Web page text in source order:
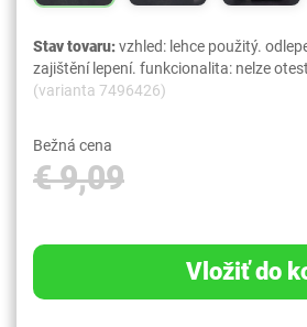
Stav tovaru:vzhled: lehce použitý.
zajištění lepení. funkcionalita: nelze
(varianta 7496426)
Bežná cena
€ 9,09
Vložiť do